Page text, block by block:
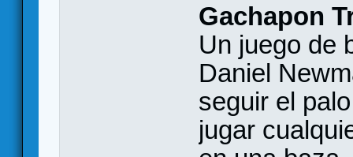
Gachapon
Un juego de
Daniel
seguir el
jugar